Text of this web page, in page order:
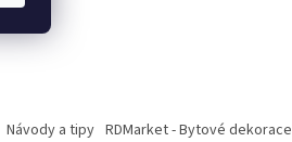
Návody a tipy RDMarket - Bytové dekorace